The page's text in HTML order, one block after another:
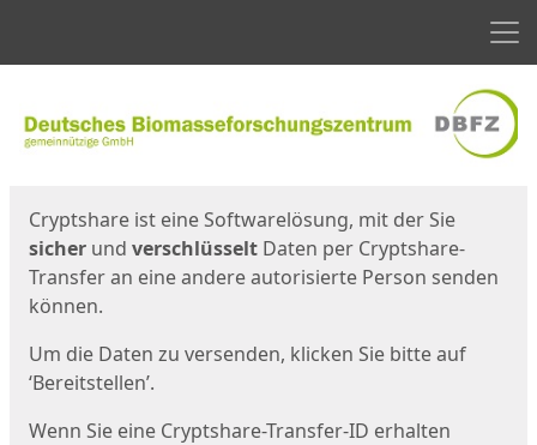
Cryptshare ist eine Softwarelösung, mit der Sie
sicher und verschlüsselt Daten per Cryptshare-
Transfer an eine andere autorisierte Person senden
können.
Um die Daten zu versenden, klicken Sie bitte auf
‘Bereitstellen’.
Wenn Sie eine Cryptshare-Transfer-ID erhalten